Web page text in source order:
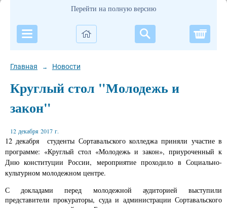
Перейти на полную версию
Главная → Новости
Круглый стол "Молодежь и
закон"
12 декабря 2017 г.
12 декабря студенты Сортавальского колледжа приняли участие в
программе: «Круглый стол «Молодежь и закон», приуроченный к
Дню конституции России, мероприятие проходило в Социально-
культурном молодежном центре.
С докладами перед молодежной аудиторией выступили
представители прокураторы, суда и администрации Сортавальского